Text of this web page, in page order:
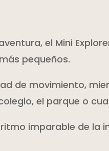
el Mini
pequeños.
de movimiento,
el parque o
imparable de la